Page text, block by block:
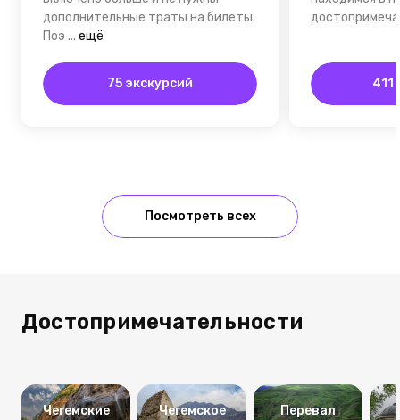
дополнительные траты на билеты.
Поэ ... ещё
75 экскурсий 411
Посмотреть всех
Достопримечательности
Чегемские Чегемское Перевал